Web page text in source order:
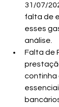
31/07/
falta de
esses
análise.
Falta de
continha